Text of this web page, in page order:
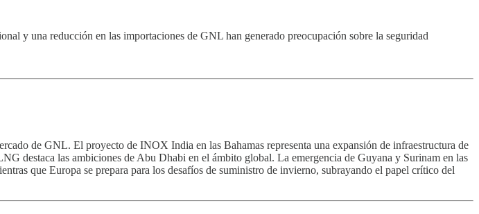
y una reducción en las importaciones de GNL han generado preocupación sobre la seguridad
de GNL. El proyecto de INOX India en las Bahamas representa una expansión de infraestructura de
destaca las ambiciones de Abu Dhabi en el ámbito global. La emergencia de Guyana y Surinam en las
que Europa se prepara para los desafíos de suministro de invierno, subrayando el papel crítico del